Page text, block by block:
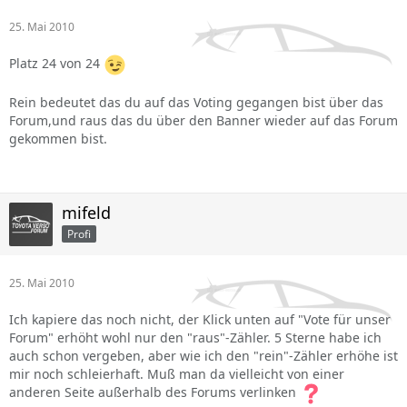
25. Mai 2010
Platz 24 von 24
Rein bedeutet das du auf das Voting gegangen bist über das
Forum,und raus das du über den Banner wieder auf das Forum
gekommen bist.
mifeld
Profi
25. Mai 2010
Ich kapiere das noch nicht, der Klick unten auf "Vote für unser
Forum" erhöht wohl nur den "raus"-Zähler. 5 Sterne habe ich
auch schon vergeben, aber wie ich den "rein"-Zähler erhöhe ist
mir noch schleierhaft. Muß man da vielleicht von einer
anderen Seite außerhalb des Forums verlinken